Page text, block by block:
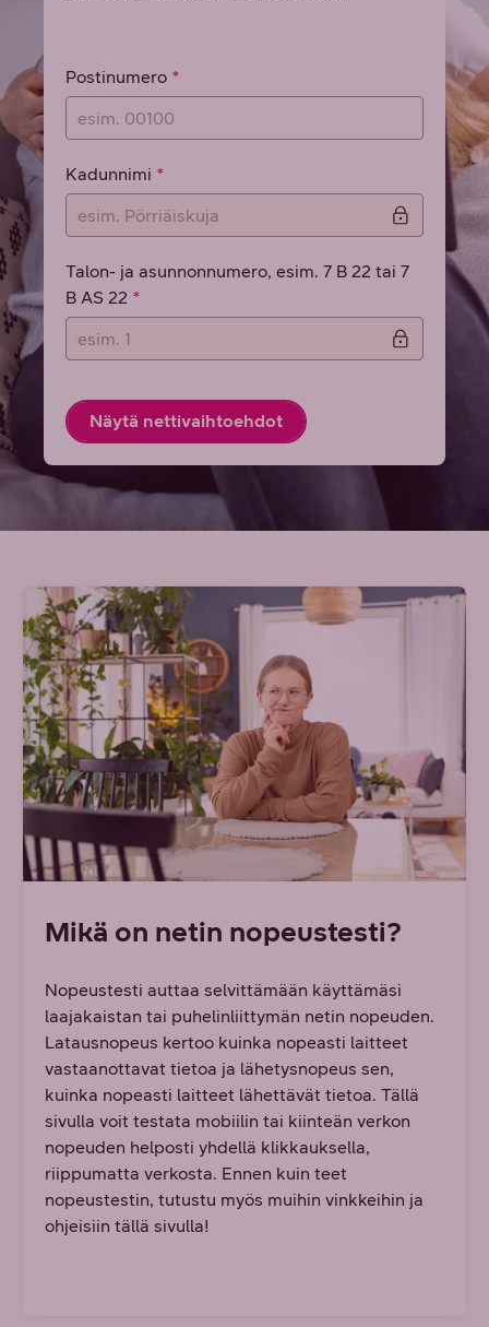
Osoitetiedot
Postinumero
Kadunnimi
Talon- ja asunnonnumero, esim. 7 B 22 tai 7
B AS 22
Näytä nettivaihtoehdot
Mikä on netin nopeustesti?
Nopeustesti auttaa selvittämään käyttämäsi
laajakaistan tai puhelinliittymän netin nopeuden.
Latausnopeus kertoo kuinka nopeasti laitteet
vastaanottavat tietoa ja lähetysnopeus sen,
kuinka nopeasti laitteet lähettävät tietoa. Tällä
sivulla voit testata mobiilin tai kiinteän verkon
nopeuden helposti yhdellä klikkauksella,
riippumatta verkosta. Ennen kuin teet
nopeustestin, tutustu myös muihin vinkkeihin ja
ohjeisiin tällä sivulla!